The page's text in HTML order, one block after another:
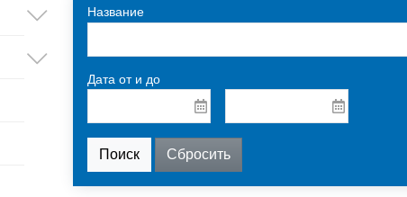
Название
Дата от и до